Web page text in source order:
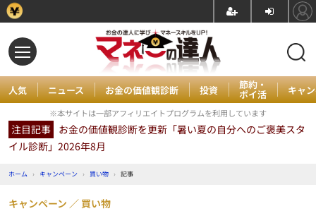
人気 ニュース お金の価値観診断 投資 節約・
ポイ活 キャ
※本サイトは一部アフィリエイトプログラムを利用しています
注目記事 お金の価値観診断を更新「暑い夏の自分へのご褒美スタ
イル診断」2026年8月
ホーム › キャンペーン › 買い物 › 記事
キャンペーン 買い物